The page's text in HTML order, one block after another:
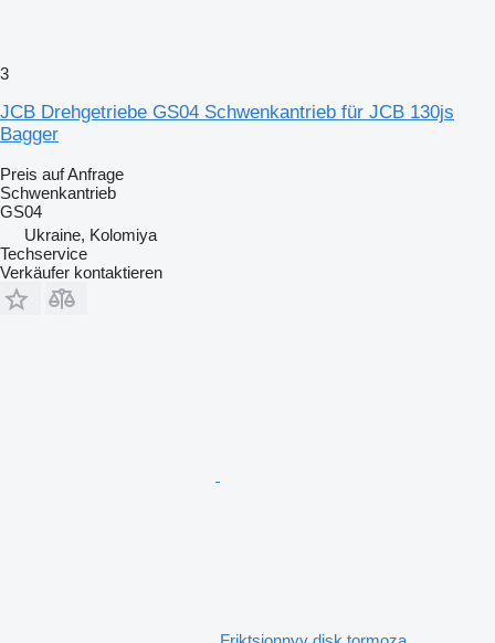
3
JCB Drehgetriebe GS04 Schwenkantrieb für JCB 130js
Bagger
Preis auf Anfrage
Schwenkantrieb
GS04
Ukraine, Kolomiya
Techservice
Verkäufer kontaktieren